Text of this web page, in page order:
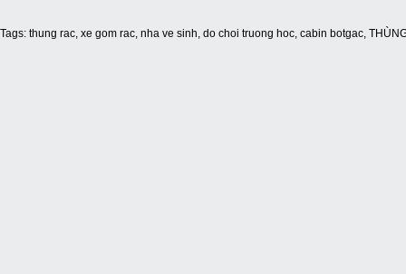
Tags: thung rac, xe gom rac, nha ve sinh, do choi truong hoc, cabin botgac,